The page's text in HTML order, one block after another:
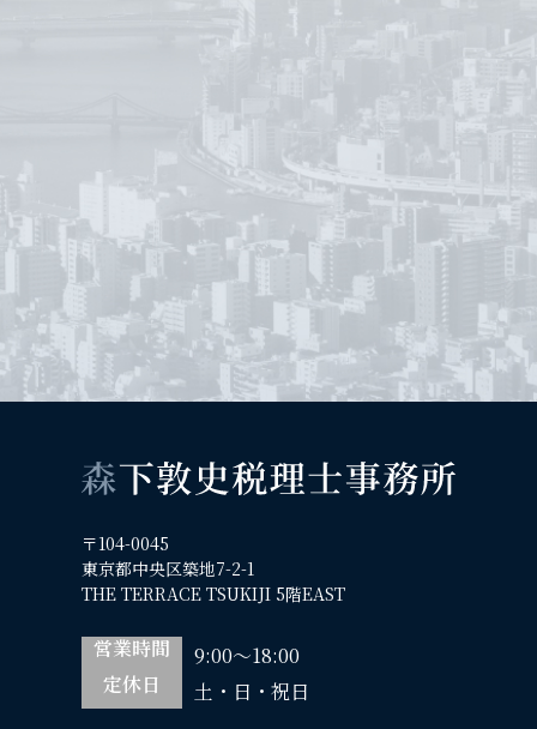
〒104-0045
東京都中央区築地7-2-1
THE TERRACE TSUKIJI 5階EAST
営業時間
9:00～18:00
定休日
土・日・祝日